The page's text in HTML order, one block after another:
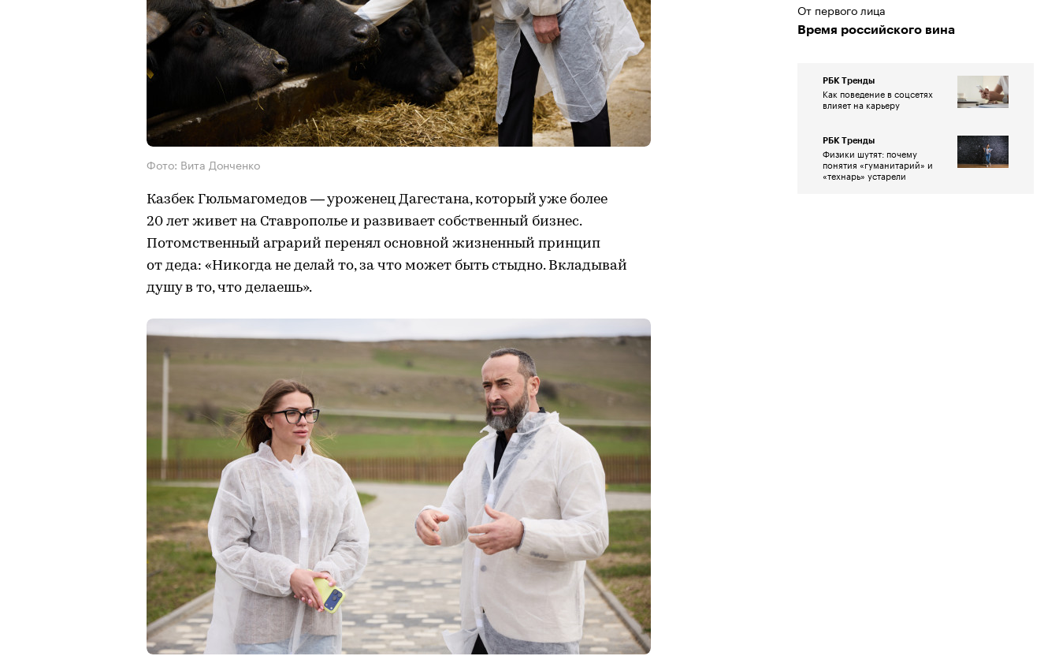
Фото: Вита Донченко
Казбек Гюльмагомедов — уроженец Дагестана, который уже более
20 лет живет на Ставрополье и развивает собственный бизнес.
Потомственный аграрий перенял основной жизненный принцип
от деда: «Никогда не делай то, за что может быть стыдно. Вкладывай
душу в то, что делаешь».
От первого лица
Время российского вина
РБК Тренды
Как поведение в соцсетях
влияет на карьеру
РБК Тренды
Физики шутят: почему
понятия «гуманитарий» и
«технарь» устарели